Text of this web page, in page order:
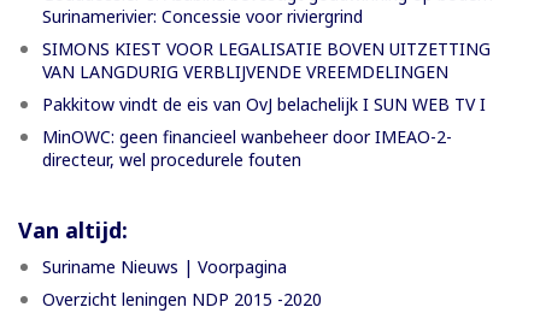
Surinamerivier: Concessie voor riviergrind
SIMONS KIEST VOOR LEGALISATIE BOVEN UITZETTING
VAN LANGDURIG VERBLIJVENDE VREEMDELINGEN
Pakkitow vindt de eis van OvJ belachelijk I SUN WEB TV I
MinOWC: geen financieel wanbeheer door IMEAO-2-
directeur, wel procedurele fouten
Van altijd:
Suriname Nieuws | Voorpagina
Overzicht leningen NDP 2015 -2020